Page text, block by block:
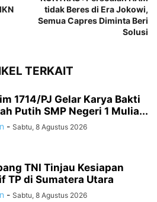
tidak Beres di Era Jokowi,
Semua Capres Diminta Beri
Solusi
TERKAIT
1714/PJ Gelar Karya Bakti
Putih SMP Negeri 1 Mulia...
- Sabtu, 8 Agustus 2026
TNI Tinjau Kesiapan
TP di Sumatera Utara
- Sabtu, 8 Agustus 2026